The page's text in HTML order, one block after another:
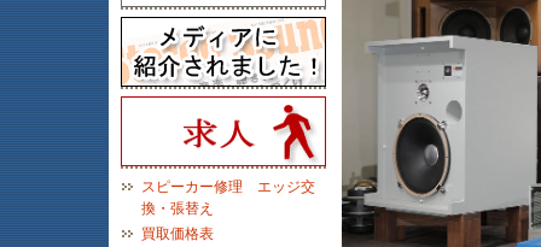
スピーカー修理 エッジ交
換・張替え
買取価格表